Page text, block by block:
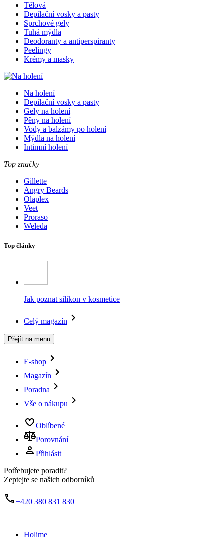
Tělová
Depilační vosky a pasty
Sprchové gely
Tuhá mýdla
Deodoranty a antiperspiranty
Peelingy
Krémy a masky
Na holení
Depilační vosky a pasty
Gely na holení
Pěny na holení
Vody a balzámy po holení
Mýdla na holení
Intimní holení
Top značky
Gillette
Angry Beards
Olaplex
Veet
Proraso
Weleda
Top články
Jak poznat silikon v kosmetice
Celý magazín
Přejít na menu
E-shop
Magazín
Poradna
Vše o nákupu
Oblíbené
Porovnání
Přihlásit
Potřebujete poradit?
Zeptejte se našich odborníků
+420 380 831 830
Holime